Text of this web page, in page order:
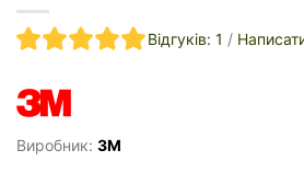
Відгуків: 1 /
Виробник: 3M